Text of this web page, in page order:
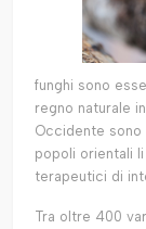
funghi sono
regno naturale
Occidente
popoli orientali
terapeutici di
Tra oltre 400